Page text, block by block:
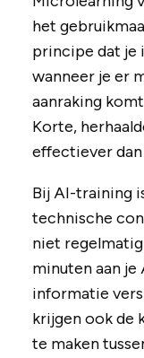
het
principe dat je
wanneer je er
aanraking
Korte,
effectiever dan
Bij AI-training
technische
niet regelmatig
minuten aan
informatie vers
krijgen ook de
te maken